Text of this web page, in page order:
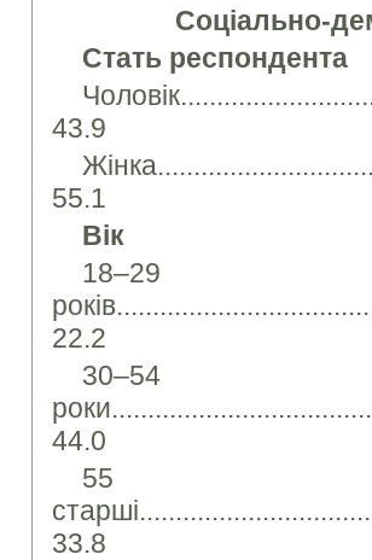
Соціально-
Стать респондента
43.9
55.1
Вік
18–29
22.2
30–54
44.0
55
33.8